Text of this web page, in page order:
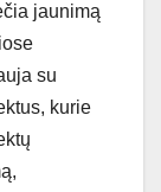
jaunimą
su
kurie